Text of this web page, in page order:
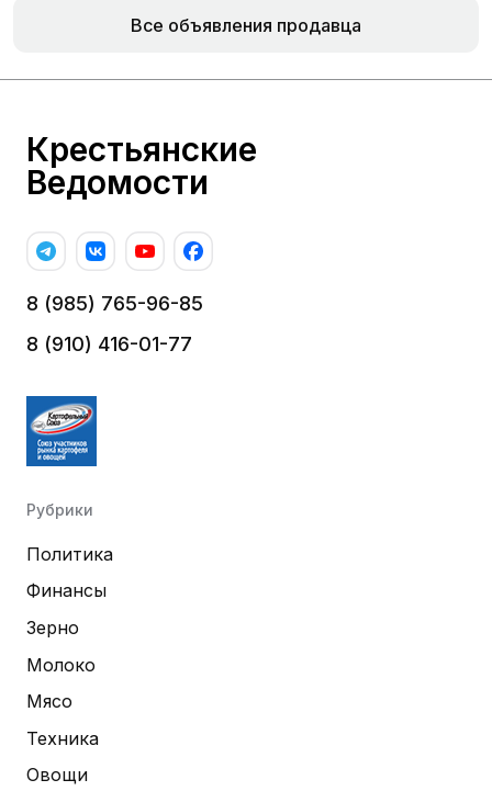
Все объявления продавца
Крестьянские
Ведомости
8 (985) 765-96-85
8 (910) 416-01-77
Рубрики
Политика
Финансы
Зерно
Молоко
Мясо
Техника
Овощи